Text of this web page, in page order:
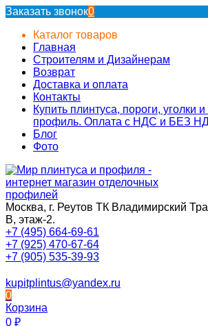
Заказать звонок0
Каталог товаров
Главная
Строителям и Дизайнерам
Возврат
Доставка и оплата
Контакты
Купить плинтуса, пороги, уголки
профиль. Оплата с НДС и БЕЗ
Блог
Фото
Москва, г. Реутов ТК Владимирский
В, этаж-2.
+7 (495) 664-69-61
+7 (925) 470-67-64
+7 (905) 535-39-93
kupitplintus@yandex.ru
0
Корзина
0 ₽